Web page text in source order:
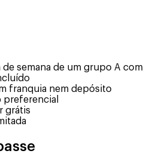
semana de um grupo A com
franquia nem depósito
preferencial
grátis